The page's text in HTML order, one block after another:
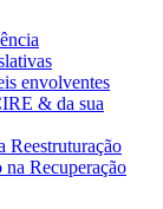
envolventes
& da sua
Reestruturação
Recuperação